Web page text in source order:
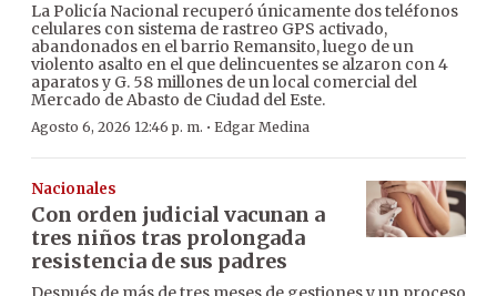
La Policía Nacional recuperó únicamente dos teléfonos
celulares con sistema de rastreo GPS activado,
abandonados en el barrio Remansito, luego de un
violento asalto en el que delincuentes se alzaron con 4
aparatos y G. 58 millones de un local comercial del
Mercado de Abasto de Ciudad del Este.
Agosto 6, 2026 12:46 p. m. · Edgar Medina
Nacionales
Con orden judicial vacunan a
tres niños tras prolongada
resistencia de sus padres